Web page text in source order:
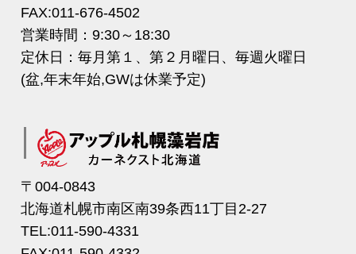
FAX:011-676-4502
営業時間：9:30～18:30
定休日：毎月第１、第２月曜日、毎週火曜日
(盆,年末年始,GWは休業予定)
〒004-0843
北海道札幌市南区南39条西11丁目2-27
TEL:011-590-4331